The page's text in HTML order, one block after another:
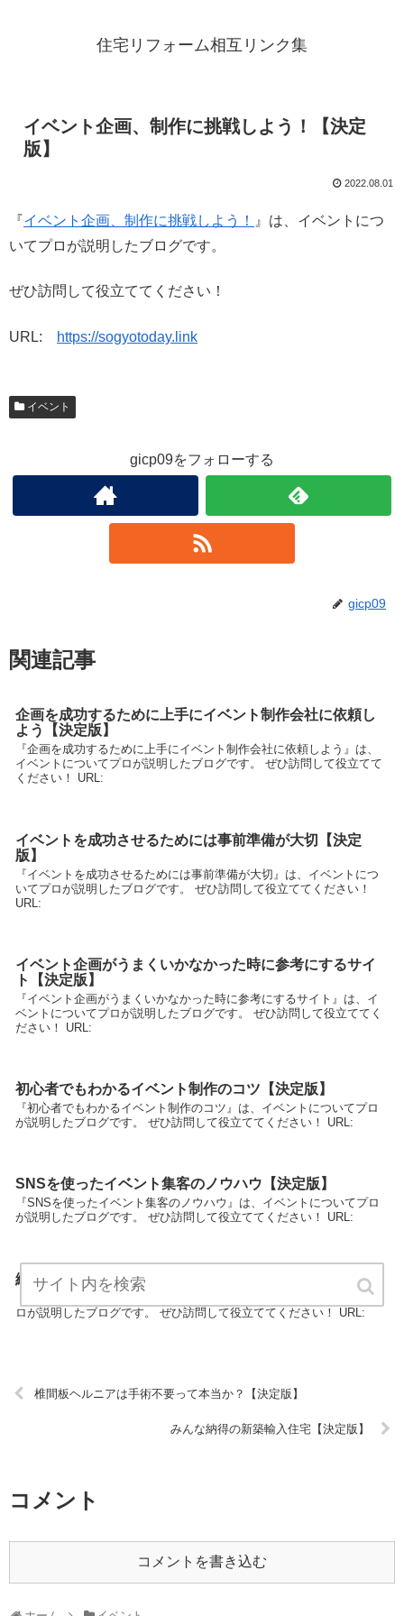
住宅リフォーム相互リンク集
イベント企画、制作に挑戦しよう！【決定
版】
2022.08.01
『イベント企画、制作に挑戦しよう！
』は、イベントにつ
いてプロが説明したブログです。
ぜひ訪問して役立ててください！
URL: https://sogyotoday.link
イベント
gicp09をフォローする
gicp09
関連記事
企画を成功するために上手にイベント制作会社に依頼し
よう【決定版】
『企画を成功するために上手にイベント制作会社に依頼しよう』は、
イベントについてプロが説明したブログです。 ぜひ訪問して役立てて
ください！ URL:
イベントを成功させるためには事前準備が大切【決定
版】
『イベントを成功させるためには事前準備が大切』は、イベントにつ
いてプロが説明したブログです。 ぜひ訪問して役立ててください！
URL:
イベント企画がうまくいかなかった時に参考にするサイ
ト【決定版】
『イベント企画がうまくいかなかった時に参考にするサイト』は、イ
ベントについてプロが説明したブログです。 ぜひ訪問して役立ててく
ださい！ URL:
初心者でもわかるイベント制作のコツ【決定版】
『初心者でもわかるイベント制作のコツ』は、イベントについてプロ
が説明したブログです。 ぜひ訪問して役立ててください！ URL:
SNSを使ったイベント集客のノウハウ【決定版】
『SNSを使ったイベント集客のノウハウ』は、イベントについてプロ
が説明したブログです。 ぜひ訪問して役立ててください！ URL:
絶対成功させるイベント企画を教えます【決定版】
『絶対成功させるイベント企画を教えます』は、イベントについてプ
ロが説明したブログです。 ぜひ訪問して役立ててください！ URL:
椎間板ヘルニアは手術不要って本当か？【決定版】
みんな納得の新築輸入住宅【決定版】
コメント
コメントを書き込む